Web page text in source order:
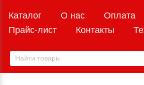
Каталог О нас Оплата
Прайс-лист
Контакты